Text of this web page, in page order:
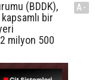
(BDDK),
bir
milyon 500
A-